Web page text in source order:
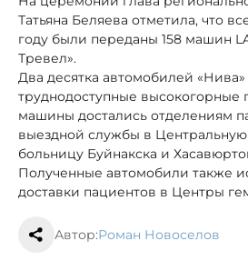
Татьяна Беляева отметила, что
году были переданы 158 машин
Тревел».
Два десятка автомобилей
труднодоступные высокогорные
машины достались отделениям
выездной службы в
больницу Буйнакска и
Полученные автомобили также
доставки пациентов в Центры
Автор:Роман Новоселов